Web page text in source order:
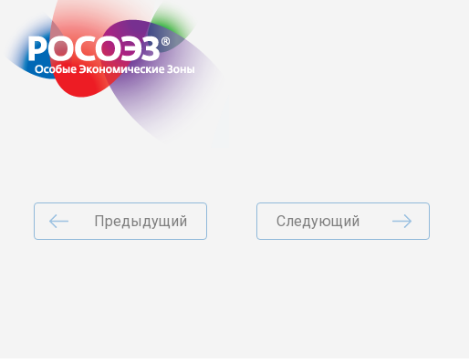
Предыдущий Следующий